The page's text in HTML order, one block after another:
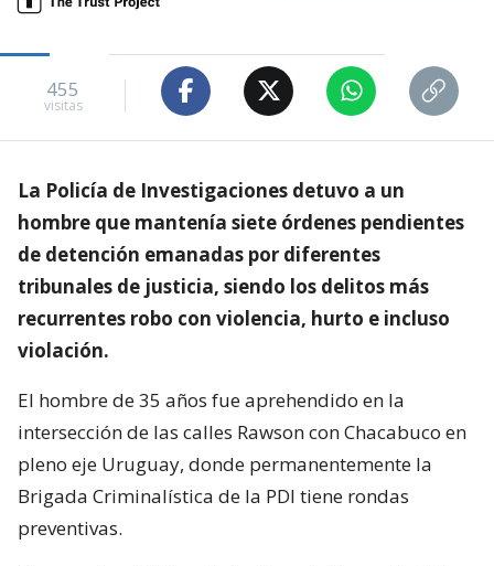
455
visitas
La Policía de Investigaciones detuvo a un
hombre que mantenía siete órdenes pendientes
de detención emanadas por diferentes
tribunales de justicia, siendo los delitos más
recurrentes robo con violencia, hurto e incluso
violación.
El hombre de 35 años fue aprehendido en la
intersección de las calles Rawson con Chacabuco en
pleno eje Uruguay, donde permanentemente la
Brigada Criminalística de la PDI tiene rondas
preventivas.